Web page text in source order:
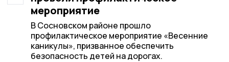
мероприятие
В Сосновском районе прошло
профилактическое мероприятие «Весенние
каникулы», призванное обеспечить
безопасность детей на дорогах.